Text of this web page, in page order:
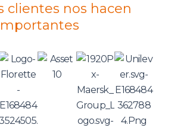
clientes nos hacen